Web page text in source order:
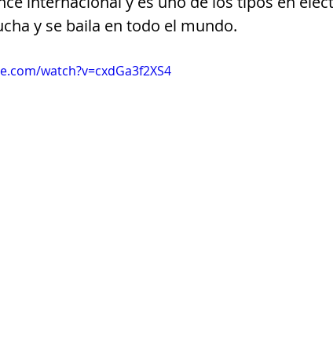
y se baila en todo el mundo.
watch?v=cxdGa3f2XS4